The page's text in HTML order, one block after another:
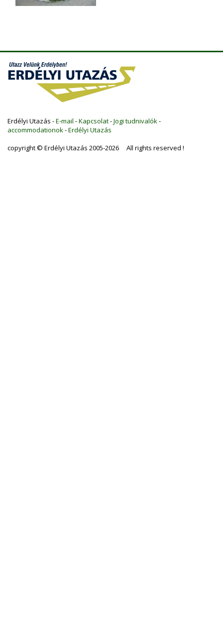
Erdélyi Utazás -E-mail -Kapcsolat-Jogi tudnivalók -
accommodationok -Erdélyi Utazás
copyright © Erdélyi Utazás 2005-2026 All rights reserved !